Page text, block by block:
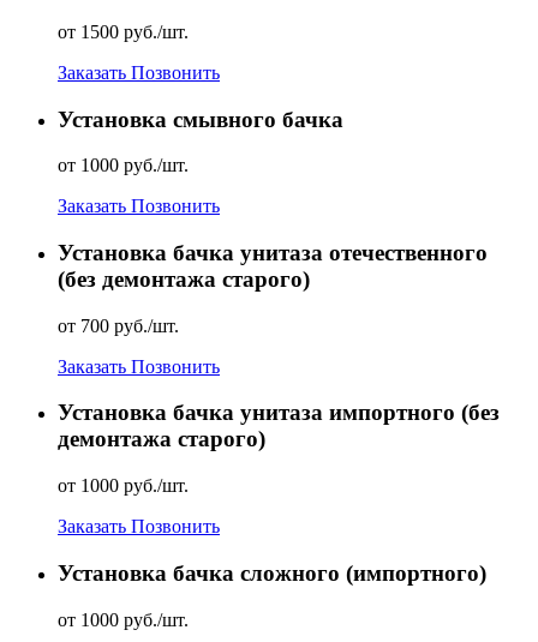
от 1500 руб./шт.
Заказать Позвонить
Установка смывного бачка
от 1000 руб./шт.
Заказать Позвонить
Установка бачка унитаза отечественного
(без демонтажа старого)
от 700 руб./шт.
Заказать Позвонить
Установка бачка унитаза импортного (без
демонтажа старого)
от 1000 руб./шт.
Заказать Позвонить
Установка бачка сложного (импортного)
от 1000 руб./шт.